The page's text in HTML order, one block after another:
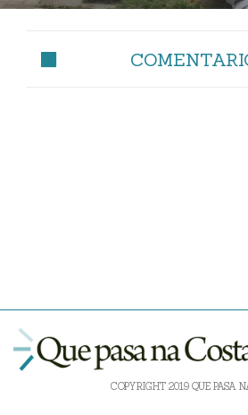
COPYRIGHT 2019 QUE PASA